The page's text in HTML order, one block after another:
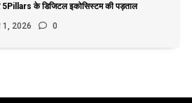
5Pillars के डिजिटल इकोसिस्टम की पड़ताल
1, 2026 0